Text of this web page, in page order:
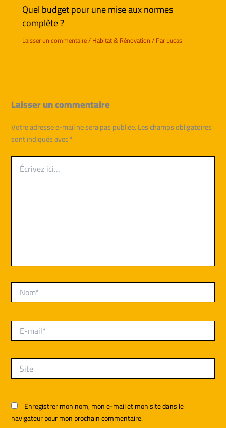
Quel budget pour une mise aux normes
complète ?
Laisser un commentaire/Habitat & Rénovation/ ParLucas
Laisser un commentaire
Votre adresse e-mail ne sera pas publiée.Les champs obligatoires
sont indiqués avec*
Écrivez
ici…
Nom*
E-
mail*
Site
Enregistrer mon nom, mon e-mail et mon site dans le
navigateur pour mon prochain commentaire.